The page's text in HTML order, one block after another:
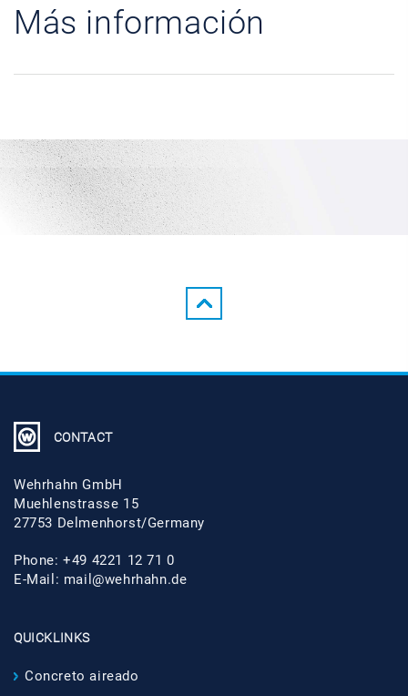
Más información
CONTACT
Wehrhahn GmbH
Muehlenstrasse 15
27753 Delmenhorst/Germany
Phone: +49 4221 12 71 0
E-Mail: mail@wehrhahn.de
QUICKLINKS
Concreto aireado